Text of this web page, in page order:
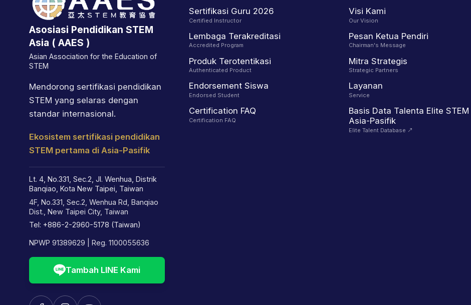
Asosiasi Pendidikan STEM
Asia ( AAES )
Asian Association for the Education of
STEM
Mendorong sertifikasi pendidikan
STEM yang selaras dengan
standar internasional.
Ekosistem sertifikasi pendidikan
STEM pertama di Asia-Pasifik
Lt. 4, No.331, Sec.2, Jl. Wenhua, Distrik
Banqiao, Kota New Taipei, Taiwan
4F, No.331, Sec.2, Wenhua Rd, Banqiao
Dist., New Taipei City, Taiwan
Tel: +886-2-2960-5178 (Taiwan)
NPWP 91389629 | Reg. 1100055636
Tambah LINE Kami
Sertifikasi Guru 2026
Certified Instructor
Lembaga Terakreditasi
Accredited Program
Produk Terotentikasi
Authenticated Product
Endorsement Siswa
Endorsed Student
Certification FAQ
Certification FAQ
Visi Kami
Our Vision
Pesan Ketua Pendiri
Chairman's Message
Mitra Strategis
Strategic Partners
Layanan
Service
Basis Data Talenta Elite STEM
Asia-Pasifik
Elite Talent Database ↗